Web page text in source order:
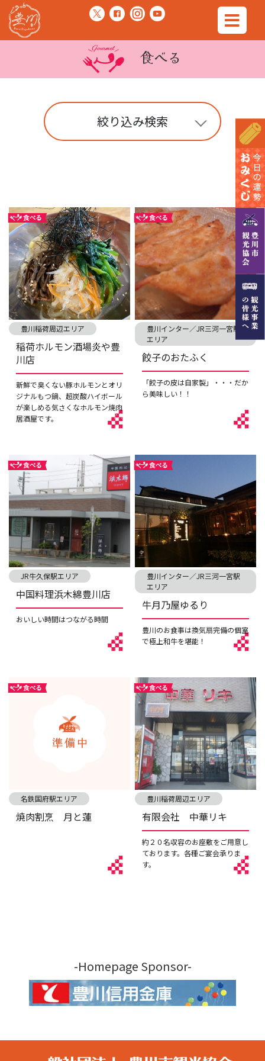
食べる
絞り込み検索
豊川稲荷周辺エリア
稲荷ホルモン酒場炎や豊
川店
新鮮で臭くない豚ホルモンとオリ
ジナルもつ鍋、超炭酸ハイボール
が楽しめる気さくなホルモン焼肉
居酒屋です。
豊川インター／JR三河一宮駅
エリア
餃子のおたふく
「餃子の皮は自家製」・・・だか
ら美味しい！！
JR牛久保駅エリア
中国料理浜木綿豊川店
おいしい時間はつながる時間
豊川インター／JR三河一宮駅
エリア
牛月乃屋ゆるり
豊川のお食事は換気扇完備の個室
で極上和牛を堪能！
名鉄国府駅エリア
焼肉割烹 月と蓮
豊川稲荷周辺エリア
有限会社 中華リキ
約２０名収容のお座敷をご用意し
ております。各種ご宴会承りま
す。
-Homepage Sponsor-